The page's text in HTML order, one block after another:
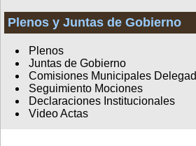
Plenos y Juntas de Gobierno
Plenos
Juntas de Gobierno
Comisiones Municipales
Seguimiento Mociones
Declaraciones Institucionales
Video Actas